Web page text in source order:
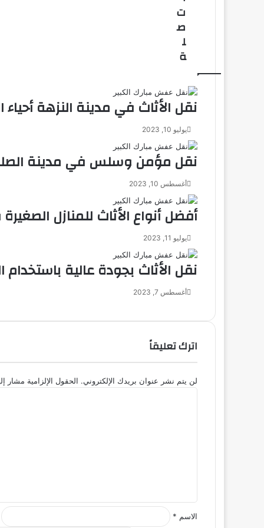
ت
ص
ل
ة
نقل الأثاث في مدينة النزهة أحياء
يوليو 10, 2023
نقل مؤمن وسلس في مدينة
أغسطس 10, 2023
أفضل أنواع الأثاث للمنازل
يوليو 11, 2023
نقل الأثاث بجودة عالية
أغسطس 7, 2023
اترك تعليقاً
لن يتم نشر عنوان بريدك الإلكتروني. الحقول الإلزامية مشار
الاسم *